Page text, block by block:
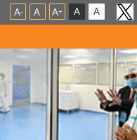
A- A A+ A A